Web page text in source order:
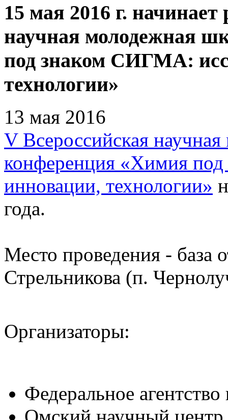
15 мая 2016 г.
научная молодежная
под знаком СИГМА:
технологии»
13 мая 2016
V Всероссийская
конференция «Химия
инновации, технологии»
года.
Место проведения -
Стрельникова (п.
Организаторы:
Федеральное